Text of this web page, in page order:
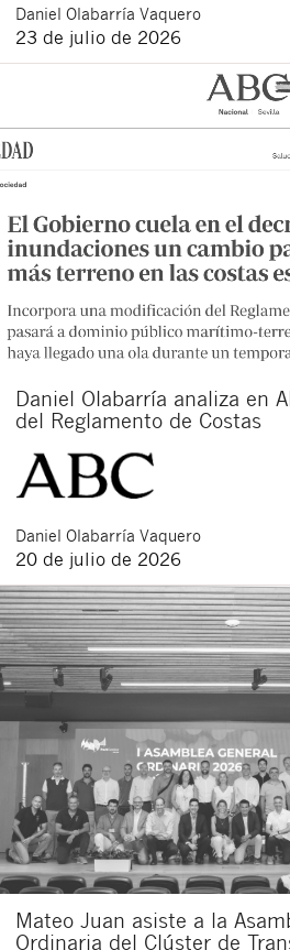
Daniel Olabarría Vaquero
23 de julio de 2026
Daniel Olabarría analiza en
del Reglamento de Costas
Daniel Olabarría Vaquero
20 de julio de 2026
Mateo Juan asiste a la
Ordinaria del Clúster de